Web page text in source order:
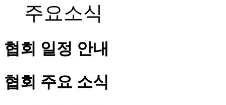
주요소식
협회 일정 안내
협회 주요 소식